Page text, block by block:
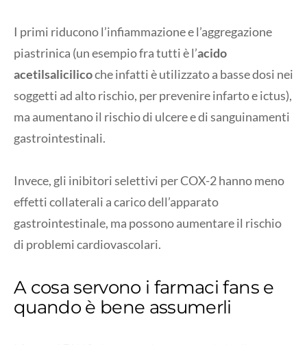
I primi riducono l’infiammazione e l’aggregazione
piastrinica (un esempio fra tutti è l’acido
acetilsalicilicoche infatti è utilizzato a basse dosi nei
soggetti ad alto rischio, per prevenire infarto e ictus),
ma aumentano il rischio di ulcere e di sanguinamenti
gastrointestinali.
Invece, gli inibitori selettivi per COX-2 hanno meno
effetti collaterali a carico dell’apparato
gastrointestinale, ma possono aumentare il rischio
di problemi cardiovascolari.
A cosa servono i farmaci fans e
quando è bene assumerli